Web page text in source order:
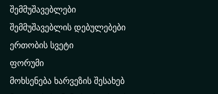
მ
თ
ვ
ა
რ
შემმუშავებლები
შემმუშავებლის დებულებები
ერთობის სვეტი
ფორუმი
მოხსენება ხარვეზის შესახებ